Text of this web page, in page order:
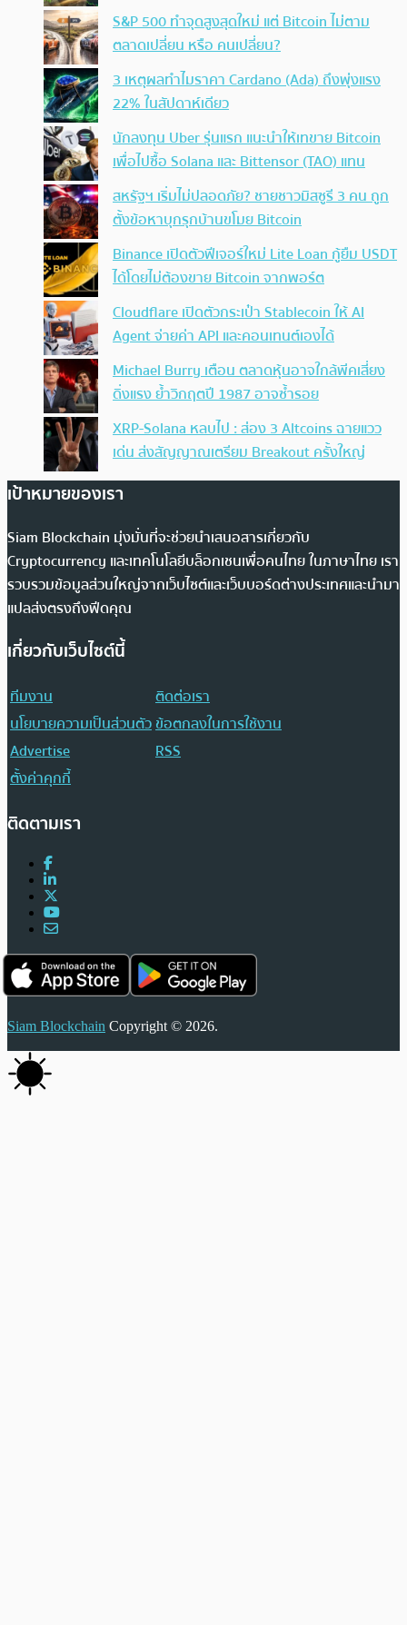
S&P 500 ทำจุดสูงสุดใหม่ แต่ Bitcoin ไม่ตาม
ตลาดเปลี่ยน หรือ คนเปลี่ยน?
3 เหตุผลทำไมราคา Cardano (Ada) ถึงพุ่งแรง
22% ในสัปดาห์เดียว
นักลงทุน Uber รุ่นแรก แนะนำให้เทขาย Bitcoin
เพื่อไปซื้อ Solana และ Bittensor (TAO) แทน
สหรัฐฯ เริ่มไม่ปลอดภัย? ชายชาวมิสซูรี 3 คน ถูก
ตั้งข้อหาบุกรุกบ้านขโมย Bitcoin
Binance เปิดตัวฟีเจอร์ใหม่ Lite Loan กู้ยืม USDT
ได้โดยไม่ต้องขาย Bitcoin จากพอร์ต
Cloudflare เปิดตัวกระเป๋า Stablecoin ให้ AI
Agent จ่ายค่า API และคอนเทนต์เองได้
Michael Burry เตือน ตลาดหุ้นอาจใกล้พีคเสี่ยง
ดิ่งแรง ย้ำวิกฤตปี 1987 อาจซ้ำรอย
XRP-Solana หลบไป : ส่อง 3 Altcoins ฉายแวว
เด่น ส่งสัญญาณเตรียม Breakout ครั้งใหญ่
เป้าหมายของเรา
Siam Blockchain มุ่งมั่นที่จะช่วยนำเสนอสารเกี่ยวกับ
Cryptocurrency และเทคโนโลยีบล็อกเชนเพื่อคนไทย ในภาษาไทย เรา
รวบรวมข้อมูลส่วนใหญ่จากเว็บไซต์และเว็บบอร์ดต่างประเทศและนำมา
แปลส่งตรงถึงฟีดคุณ
เกี่ยวกับเว็บไซต์นี้
ทีมงาน
ติดต่อเรา
นโยบายความเป็นส่วนตัวข้อตกลงในการใช้งาน
Advertise
RSS
ตั้งค่าคุกกี้
ติดตามเรา
Siam Blockchain Copyright © 2026.